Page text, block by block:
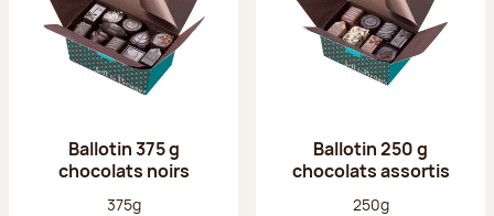
Ballotin 375 g
chocolats noirs
Poids net :
375g
Ballotin 250 g
chocolats assortis
Poids net :
250g